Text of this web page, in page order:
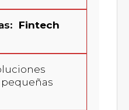
Fintech